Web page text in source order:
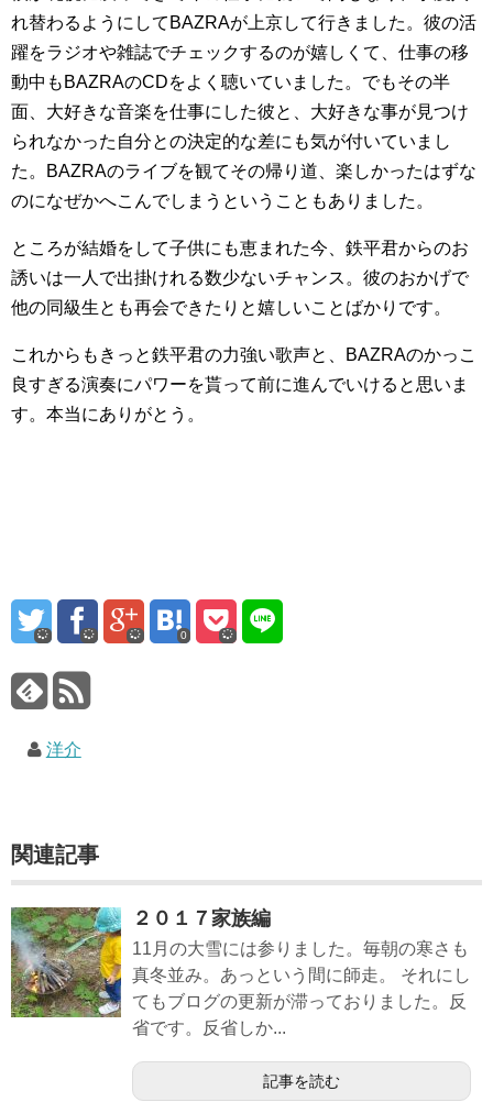
れ替わるようにしてBAZRAが上京して行きました。彼の活
躍をラジオや雑誌でチェックするのが嬉しくて、仕事の移
動中もBAZRAのCDをよく聴いていました。でもその半
面、大好きな音楽を仕事にした彼と、大好きな事が見つけ
られなかった自分との決定的な差にも気が付いていまし
た。BAZRAのライブを観てその帰り道、楽しかったはずな
のになぜかへこんでしまうということもありました。
ところが結婚をして子供にも恵まれた今、鉄平君からのお
誘いは一人で出掛けれる数少ないチャンス。彼のおかげで
他の同級生とも再会できたりと嬉しいことばかりです。
これからもきっと鉄平君の力強い歌声と、BAZRAのかっこ
良すぎる演奏にパワーを貰って前に進んでいけると思いま
す。本当にありがとう。
0
洋介
関連記事
２０１７家族編
11月の大雪には参りました。毎朝の寒さも
真冬並み。あっという間に師走。 それにし
てもブログの更新が滞っておりました。反
省です。反省しか...
記事を読む